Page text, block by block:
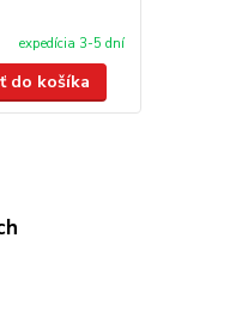
expedícia 3-5 dní
do košíka